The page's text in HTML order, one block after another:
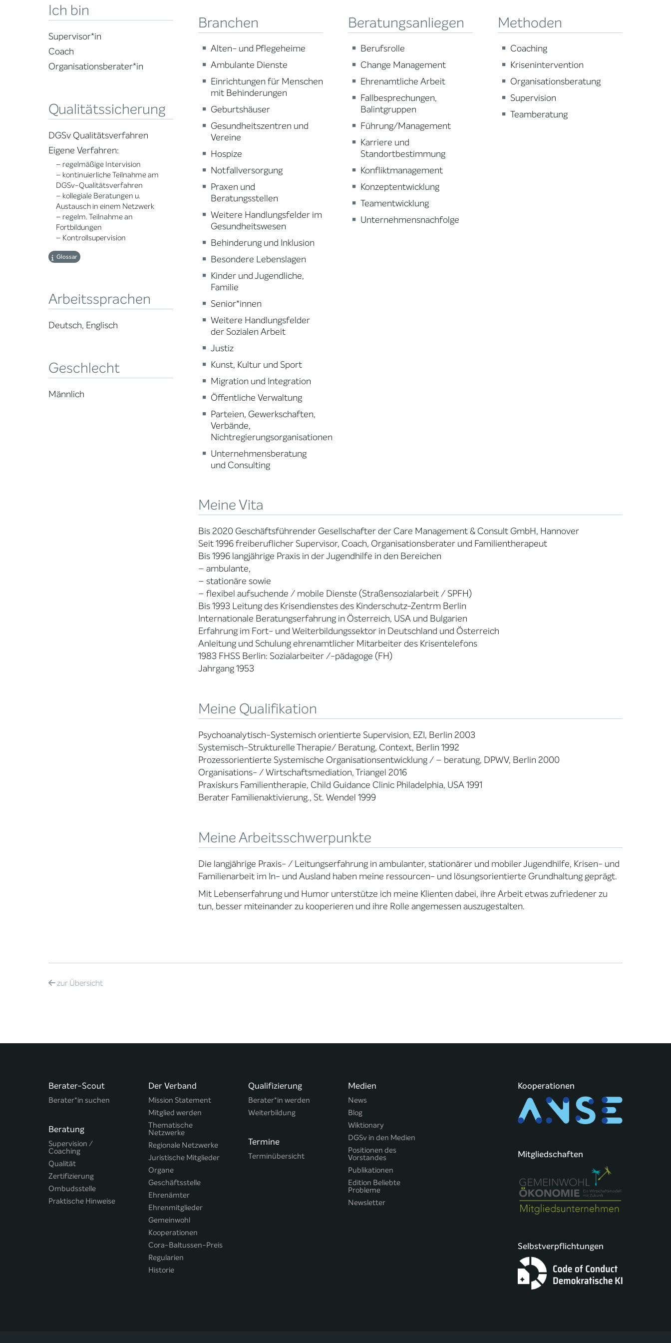
Ich bin
Supervisor*in
Coach
Organisationsberater*in
Qualitätssicherung
DGSv Qualitätsverfahren
Eigene Verfahren:
– regelmäßige Intervision
– kontinuierliche Teilnahme am
DGSv-Qualitätsverfahren
– kollegiale Beratungen u.
Austausch in einem Netzwerk
– regelm. Teilnahme an
Fortbildungen
– Kontrollsupervision
Glossar
Arbeitssprachen
Deutsch, Englisch
Geschlecht
Männlich
Branchen
Alten- und Pflegeheime
Ambulante Dienste
Einrichtungen für Menschen
mit Behinderungen
Geburtshäuser
Gesundheitszentren und
Vereine
Hospize
Notfallversorgung
Praxen und
Beratungsstellen
Weitere Handlungsfelder im
Gesundheitswesen
Behinderung und Inklusion
Besondere Lebenslagen
Kinder und Jugendliche,
Familie
Senior*innen
Weitere Handlungsfelder
der Sozialen Arbeit
Justiz
Kunst, Kultur und Sport
Migration und Integration
Öffentliche Verwaltung
Parteien, Gewerkschaften,
Verbände,
Nichtregierungsorganisationen
Unternehmensberatung
und Consulting
Beratungsanliegen
Berufsrolle
Change Management
Ehrenamtliche Arbeit
Fallbesprechungen,
Balintgruppen
Führung/Management
Karriere und
Standortbestimmung
Konfliktmanagement
Konzeptentwicklung
Teamentwicklung
Unternehmensnachfolge
Methoden
Coaching
Krisenintervention
Organisationsberatung
Supervision
Teamberatung
Meine Vita
Bis 2020 Geschäftsführender Gesellschafter der Care Management & Consult GmbH, Hannover
Seit 1996 freiberuflicher Supervisor, Coach, Organisationsberater und Familientherapeut
Bis 1996 langjährige Praxis in der Jugendhilfe in den Bereichen
– ambulante,
– stationäre sowie
– flexibel aufsuchende / mobile Dienste (Straßensozialarbeit / SPFH)
Bis 1993 Leitung des Krisendienstes des Kinderschutz-Zentrm Berlin
Internationale Beratungserfahrung in Österreich, USA und Bulgarien
Erfahrung im Fort- und Weiterbildungssektor in Deutschland und Österreich
Anleitung und Schulung ehrenamtlicher Mitarbeiter des Krisentelefons
1983 FHSS Berlin: Sozialarbeiter /-pädagoge (FH)
Jahrgang 1953
Meine Qualifikation
Psychoanalytisch-Systemisch orientierte Supervision, EZI, Berlin 2003
Systemisch-Strukturelle Therapie/ Beratung, Context, Berlin 1992
Prozessorientierte Systemische Organisationsentwicklung / – beratung, DPWV, Berlin 2000
Organisations- / Wirtschaftsmediation, Triangel 2016
Praxiskurs Familientherapie, Child Guidance Clinic Philadelphia, USA 1991
Berater Familienaktivierung., St. Wendel 1999
Meine Arbeitsschwerpunkte
Die langjährige Praxis- / Leitungserfahrung in ambulanter, stationärer und mobiler Jugendhilfe, Krisen- und
Familienarbeit im In- und Ausland haben meine ressourcen- und lösungsorientierte Grundhaltung geprägt.
Mit Lebenserfahrung und Humor unterstütze ich meine Klienten dabei, ihre Arbeit etwas zufriedener zu
tun, besser miteinander zu kooperieren und ihre Rolle angemessen auszugestalten.
zurÜbersicht
Berater-Scout
Berater*in suchen
Beratung
Supervision /
Coaching
Qualität
Zertifizierung
Ombudsstelle
Praktische Hinweise
Der Verband
Mission Statement
Mitglied werden
Thematische
Netzwerke
Regionale Netzwerke
Juristische Mitglieder
Organe
Geschäftsstelle
Ehrenämter
Ehrenmitglieder
Gemeinwohl
Kooperationen
Cora-Baltussen-Preis
Regularien
Historie
Qualifizierung
Berater*in werden
Weiterbildung
Termine
Terminübersicht
Medien
News
Blog
Wiktionary
DGSv in den Medien
Positionen des
Vorstandes
Publikationen
Edition Beliebte
Probleme
Newsletter
Kooperationen
Mitgliedschaften
Selbstverpflichtungen